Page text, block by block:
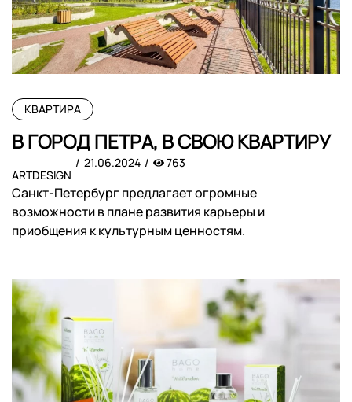
КВАРТИРА
В ГОРОД ПЕТРА, В СВОЮ КВАРТИРУ
ARTDESIGN
21.06.2024 763
Санкт-Петербург предлагает огромные
возможности в плане развития карьеры и
приобщения к культурным ценностям.